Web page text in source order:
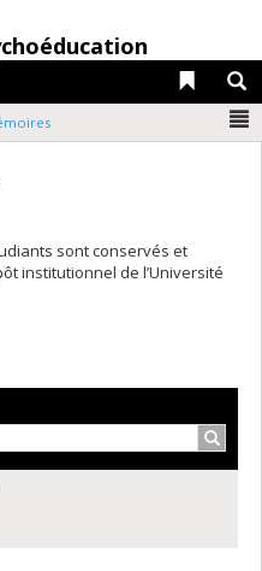
Liens
sont conservés et
institutionnel de l’Université